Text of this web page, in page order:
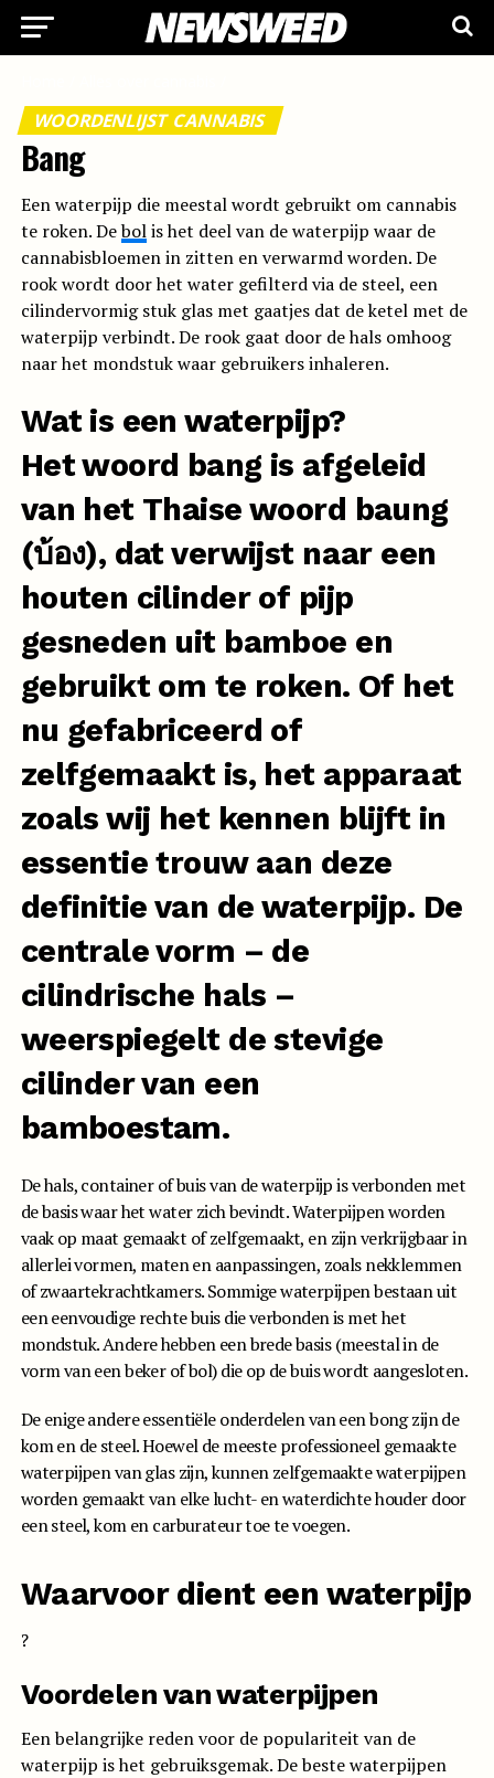
WOORDENLIJST CANNABIS
Bang
Een waterpijp die meestal wordt gebruikt om cannabis
te roken. Debolis het deel van de waterpijp waar de
cannabisbloemen in zitten en verwarmd worden. De
rook wordt door het water gefilterd via de steel, een
cilindervormig stuk glas met gaatjes dat de ketel met de
waterpijp verbindt. De rook gaat door de hals omhoog
naar het mondstuk waar gebruikers inhaleren.
Wat is een waterpijp?
Het woord bang is afgeleid
van het Thaise woord baung
(บ้อง), dat verwijst naar een
houten cilinder of pijp
gesneden uit bamboe en
gebruikt om te roken. Of het
nu gefabriceerd of
zelfgemaakt is, het apparaat
zoals wij het kennen blijft in
essentie trouw aan deze
definitie van de waterpijp. De
centrale vorm – de
cilindrische hals –
weerspiegelt de stevige
cilinder van een
bamboestam.
De hals, container of buis van de waterpijp is verbonden met
de basis waar het water zich bevindt. Waterpijpen worden
vaak op maat gemaakt of zelfgemaakt, en zijn verkrijgbaar in
allerlei vormen, maten en aanpassingen, zoals nekklemmen
of zwaartekrachtkamers. Sommige waterpijpen bestaan uit
een eenvoudige rechte buis die verbonden is met het
mondstuk. Andere hebben een brede basis (meestal in de
vorm van een beker of bol) die op de buis wordt aangesloten.
De enige andere essentiële onderdelen van een bong zijn de
kom en de steel. Hoewel de meeste professioneel gemaakte
waterpijpen van glas zijn, kunnen zelfgemaakte waterpijpen
worden gemaakt van elke lucht- en waterdichte houder door
een steel, kom en carburateur toe te voegen.
Waarvoor dient een waterpijp
?
Voordelen van waterpijpen
Een belangrijke reden voor de populariteit van de
waterpijp is het gebruiksgemak. De beste waterpijpen